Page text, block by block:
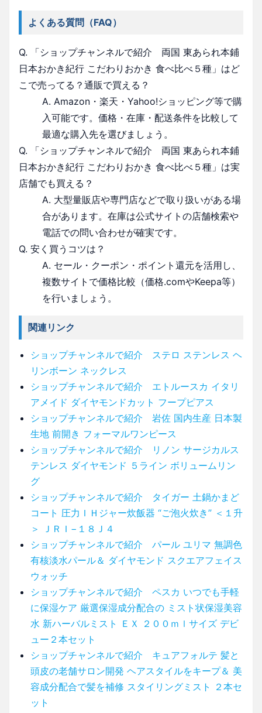
よくある質問（FAQ）
Q. 「ショップチャンネルで紹介 両国 東あられ本鋪
日本おかき紀行 こだわりおかき 食べ比べ５種」はど
こで売ってる？通販で買える？
A. Amazon・楽天・Yahoo!ショッピング等で購
入可能です。価格・在庫・配送条件を比較して
最適な購入先を選びましょう。
Q. 「ショップチャンネルで紹介 両国 東あられ本鋪
日本おかき紀行 こだわりおかき 食べ比べ５種」は実
店舗でも買える？
A. 大型量販店や専門店などで取り扱いがある場
合があります。在庫は公式サイトの店舗検索や
電話での問い合わせが確実です。
Q. 安く買うコツは？
A. セール・クーポン・ポイント還元を活用し、
複数サイトで価格比較（価格.comやKeepa等）
を行いましょう。
関連リンク
ショップチャンネルで紹介 ステロ ステンレス ヘ
リンボーン ネックレス
ショップチャンネルで紹介 エトルースカ イタリ
アメイド ダイヤモンドカット フープピアス
ショップチャンネルで紹介 岩佐 国内生産 日本製
生地 前開き フォーマルワンピース
ショップチャンネルで紹介 リノン サージカルス
テンレス ダイヤモンド ５ライン ボリュームリン
グ
ショップチャンネルで紹介 タイガー 土鍋かまど
コート 圧力ＩＨジャー炊飯器 “ご泡火炊き” ＜１升
＞ ＪＲＩ−１８Ｊ４
ショップチャンネルで紹介 パール ユリマ 無調色
有核淡水パール＆ ダイヤモンド スクエアフェイス
ウォッチ
ショップチャンネルで紹介 ペスカ いつでも手軽
に保湿ケア 厳選保湿成分配合の ミスト状保湿美容
水 新ハーバルミスト ＥＸ ２００ｍｌサイズ デビ
ュー２本セット
ショップチャンネルで紹介 キュアフォルテ 髪と
頭皮の老舗サロン開発 ヘアスタイルをキープ＆ 美
容成分配合で髪を補修 スタイリングミスト ２本セ
ット